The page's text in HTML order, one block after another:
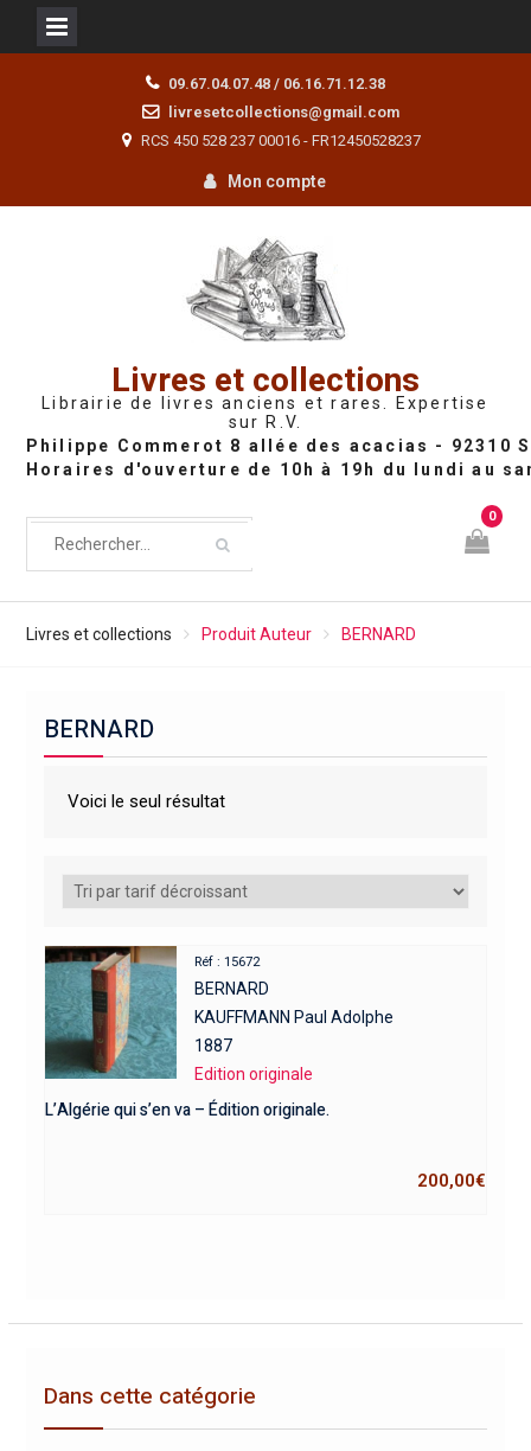
09.67.04.07.48 / 06.16.71.12.38
livresetcollections@gmail.com
RCS 450 528 237 00016 - FR12450528237
Mon compte
Livres et collections
Librairie de livres anciens et rares. Expertise
sur R.V.
0
Livres et collections Produit Auteur BERNARD
BERNARD
Voici le seul résultat
Réf : 15672
BERNARD
KAUFFMANN Paul Adolphe
1887
Edition originale
L’Algérie qui s’en va – Édition originale.
200,00€
Dans cette catégorie